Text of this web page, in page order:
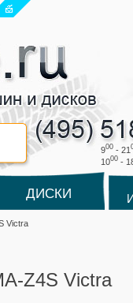
900 - 21
1000 -
ДИСКИ
Victra
Z4S Victra